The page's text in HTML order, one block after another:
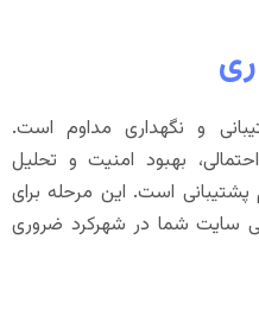
و نگهداری مداوم است.
بهبود امنیت و تحلیل
است. این مرحله برای
سایت شما در شهرکرد ضروری